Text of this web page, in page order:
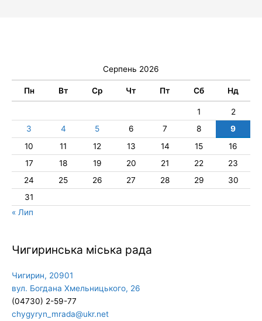
Серпень 2026
Пн Вт Ср Чт Пт Сб Нд
1
2
3
4 5 6 7 8
9
10
11 12 13 14 15
16
17
18 19 20 21 22
23
24
25 26 27 28 29
30
31
« Лип
Чигиринська міська рада
Чигирин, 20901
вул. Богдана Хмельницького, 26
(04730) 2-59-77
chygyryn_mrada@ukr.net